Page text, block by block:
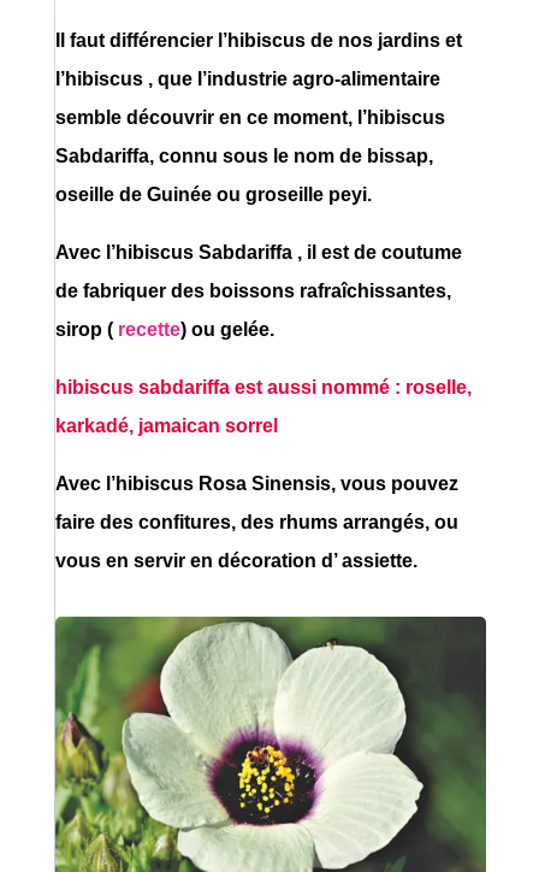
Il faut différencier l’hibiscus de nos jardins et
l’hibiscus , que l’industrie agro-alimentaire
semble découvrir en ce moment, l’hibiscus
Sabdariffa, connu sous le nom de bissap,
oseille de Guinée ou groseille peyi.
Avec l’hibiscus Sabdariffa , il est de coutume
de fabriquer des boissons rafraîchissantes,
sirop (recette) ou gelée.
hibiscus sabdariffa est aussi nommé : roselle,
karkadé, jamaican sorrel
Avec l’hibiscus Rosa Sinensis, vous pouvez
faire des confitures, des rhums arrangés, ou
vous en servir en décoration d’ assiette.